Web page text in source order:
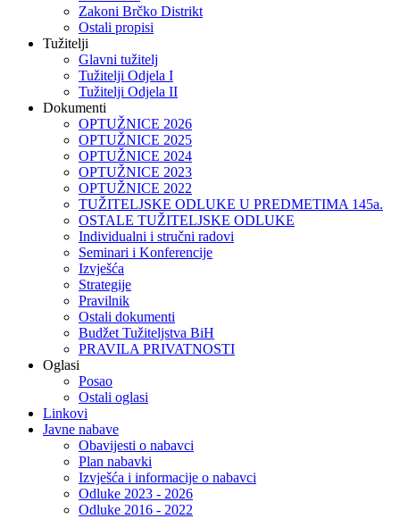
Zakoni Brčko Distrikt
Ostali propisi
Tužitelji
Glavni tužitelj
Tužitelji Odjela I
Tužitelji Odjela II
Dokumenti
OPTUŽNICE 2026
OPTUŽNICE 2025
OPTUŽNICE 2024
OPTUŽNICE 2023
OPTUŽNICE 2022
TUŽITELJSKE ODLUKE U PREDMETIMA 145a.
OSTALE TUŽITELJSKE ODLUKE
Individualni i stručni radovi
Seminari i Konferencije
Izvješća
Strategije
Pravilnik
Ostali dokumenti
Budžet Tužiteljstva BiH
PRAVILA PRIVATNOSTI
Oglasi
Posao
Ostali oglasi
Linkovi
Javne nabave
Obavijesti o nabavci
Plan nabavki
Izvješća i informacije o nabavci
Odluke 2023 - 2026
Odluke 2016 - 2022